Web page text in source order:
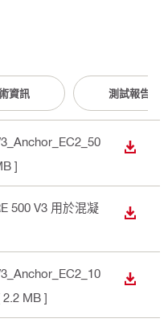
資訊 測試報告
]
下載
500 V3 用於混凝
下載
2.2 MB ]
下載